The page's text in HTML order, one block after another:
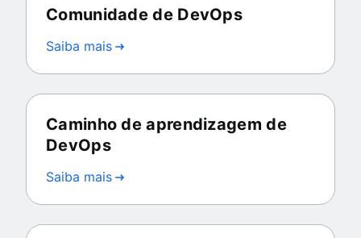
Comunidade de DevOps
Saiba mais
Caminho de aprendizagem de
DevOps
Saiba mais